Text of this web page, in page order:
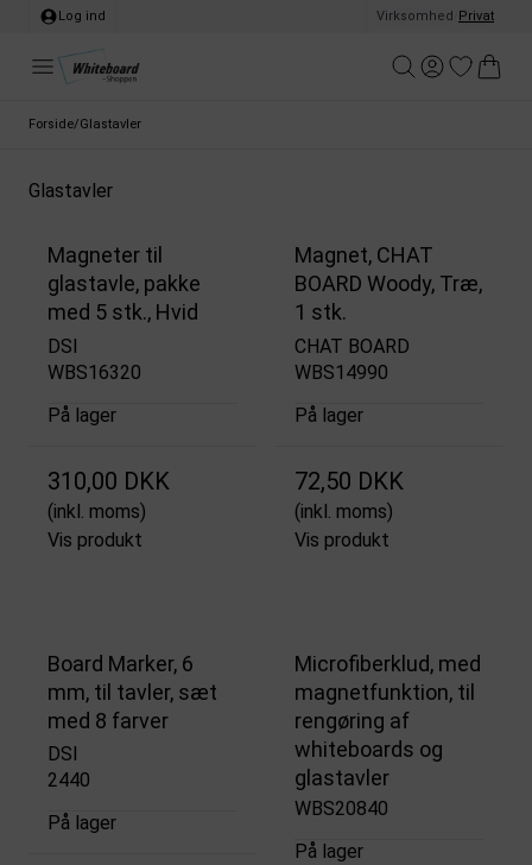
Log ind Virksomhed Privat
Forside/Glastavler
Glastavler
Magneter til
glastavle, pakke
med 5 stk., Hvid
DSI
WBS16320
På lager
310,00 DKK
(inkl. moms)
Vis produkt
Magnet, CHAT
BOARD Woody, Træ,
1 stk.
CHAT BOARD
WBS14990
På lager
72,50 DKK
(inkl. moms)
Vis produkt
Board Marker, 6
mm, til tavler, sæt
med 8 farver
DSI
2440
På lager
Microfiberklud, med
magnetfunktion, til
rengøring af
whiteboards og
glastavler
WBS20840
På lager